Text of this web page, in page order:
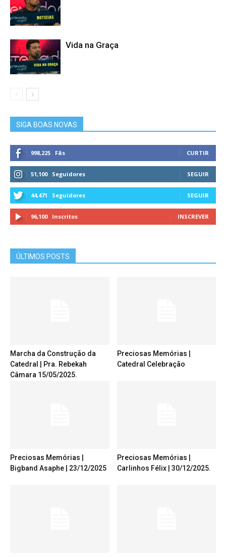
Vida na Graça
SIGA BOAS NOVAS
998,225 Fãs CURTIR
51,100 Seguidores SEGUIR
44,471 Seguidores SEGUIR
96,100 Inscritos INSCREVER
ÚLTIMOS POSTS
Marcha da Construção da
Catedral | Pra. Rebekah
Câmara 15/05/2025.
Preciosas Memórias |
Catedral Celebração
Preciosas Memórias |
Bigband Asaphe | 23/12/2025
Preciosas Memórias |
Carlinhos Félix | 30/12/2025.